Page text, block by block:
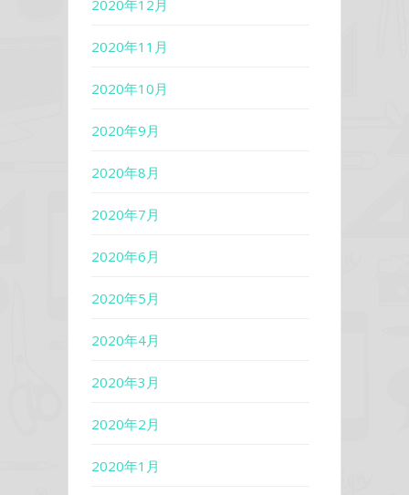
2020年12月
2020年11月
2020年10月
2020年9月
2020年8月
2020年7月
2020年6月
2020年5月
2020年4月
2020年3月
2020年2月
2020年1月